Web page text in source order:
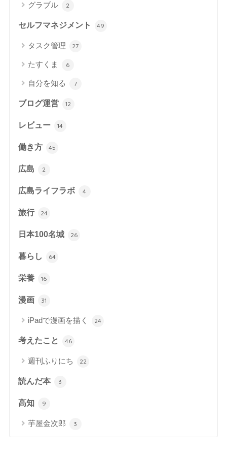
グラブル 2
セルフマネジメント 49
タスク管理 27
たすくま 6
自分を知る 7
ブログ運営 12
レビュー 14
働き方 45
広島 2
広島ライフラボ 4
旅行 24
日本100名城 26
暮らし 64
栄養 16
漫画 31
iPadで漫画を描く 24
考えたこと 46
週刊ふりにち 22
読んだ本 3
高知 9
芋屋金次郎 3